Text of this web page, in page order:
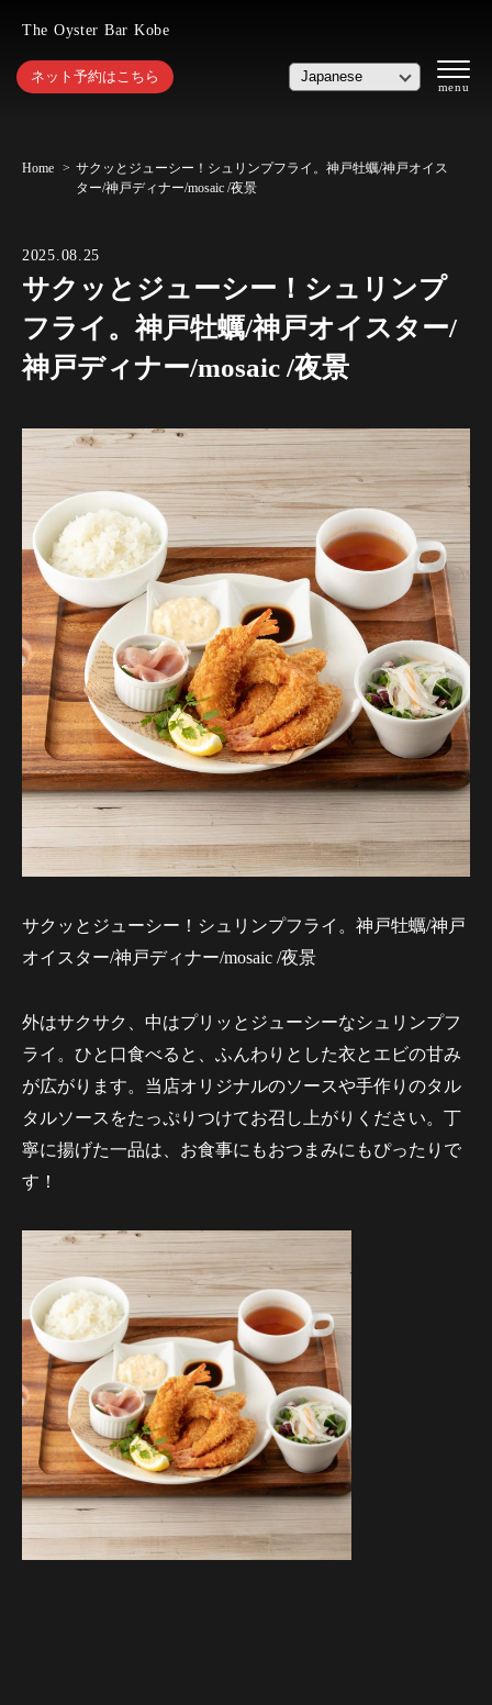
The Oyster Bar Kobe
ネット予約はこちら
Home
サクッとジューシー！シュリンプフライ。神戸牡蠣/神戸オイス
ター/神戸ディナー/mosaic /夜景
2025.08.25
サクッとジューシー！シュリンプ
フライ。神戸牡蠣/神戸オイスター/
神戸ディナー/mosaic /夜景
サクッとジューシー！シュリンプフライ。神戸牡蠣/神戸
オイスター/神戸ディナー/mosaic /夜景
外はサクサク、中はプリッとジューシーなシュリンプフ
ライ。ひと口食べると、ふんわりとした衣とエビの甘み
が広がります。当店オリジナルのソースや手作りのタル
タルソースをたっぷりつけてお召し上がりください。丁
寧に揚げた一品は、お食事にもおつまみにもぴったりで
す！